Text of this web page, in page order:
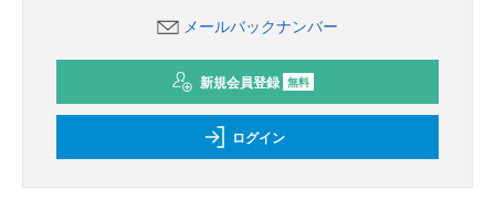
メールバックナンバー
新規会員登録 無料
ログイン